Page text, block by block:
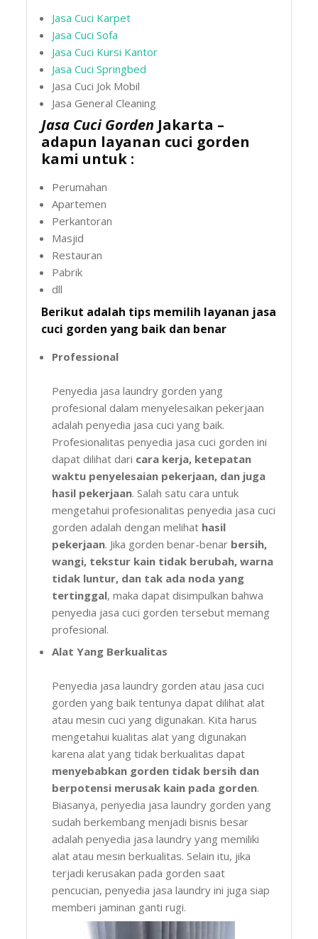
Jasa Cuci Karpet
Jasa Cuci Sofa
Jasa Cuci Kursi Kantor
Jasa Cuci Springbed
Jasa Cuci Jok Mobil
Jasa General Cleaning
Jasa Cuci Gorden Jakarta –
adapun layanan cuci gorden
kami untuk :
Perumahan
Apartemen
Perkantoran
Masjid
Restauran
Pabrik
dll
Berikut adalah tips memilih layanan jasa
cuci gorden yang baik dan benar
Professional
Penyedia jasa laundry gorden yang
profesional dalam menyelesaikan pekerjaan
adalah penyedia jasa cuci yang baik.
Profesionalitas penyedia jasa cuci gorden ini
dapat dilihat dari cara kerja, ketepatan
waktu penyelesaian pekerjaan, dan juga
hasil pekerjaan. Salah satu cara untuk
mengetahui profesionalitas penyedia jasa cuci
gorden adalah dengan melihat hasil
pekerjaan. Jika gorden benar-benar bersih,
wangi, tekstur kain tidak berubah, warna
tidak luntur, dan tak ada noda yang
tertinggal, maka dapat disimpulkan bahwa
penyedia jasa cuci gorden tersebut memang
profesional.
Alat Yang Berkualitas
Penyedia jasa laundry gorden atau jasa cuci
gorden yang baik tentunya dapat dilihat alat
atau mesin cuci yang digunakan. Kita harus
mengetahui kualitas alat yang digunakan
karena alat yang tidak berkualitas dapat
menyebabkan gorden tidak bersih dan
berpotensi merusak kain pada gorden.
Biasanya, penyedia jasa laundry gorden yang
sudah berkembang menjadi bisnis besar
adalah penyedia jasa laundry yang memiliki
alat atau mesin berkualitas. Selain itu, jika
terjadi kerusakan pada gorden saat
pencucian, penyedia jasa laundry ini juga siap
memberi jaminan ganti rugi.